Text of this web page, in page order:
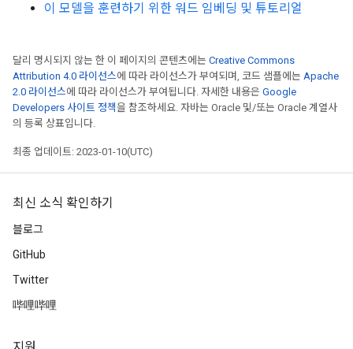
이 모델을 훈련하기 위한 워드 임베딩 및 튜토리얼
달리 명시되지 않는 한 이 페이지의 콘텐츠에는 Creative Commons
Attribution 4.0 라이선스에 따라 라이선스가 부여되며, 코드 샘플에는 Apache
2.0 라이선스에 따라 라이선스가 부여됩니다. 자세한 내용은 Google
Developers 사이트 정책을 참조하세요. 자바는 Oracle 및/또는 Oracle 계열사
의 등록 상표입니다.
최종 업데이트: 2023-01-10(UTC)
최신 소식 확인하기
블로그
GitHub
Twitter
哔哩哔哩